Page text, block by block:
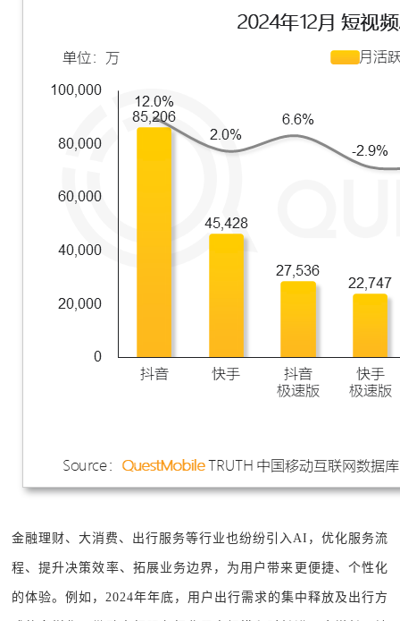
金融理财、大消费、出行服务等行业也纷纷引入AI，优化服务流
程、提升决策效率、拓展业务边界，为用户带来更便捷、个性化
的体验。例如，2024年年底，用户出行需求的集中释放及出行方